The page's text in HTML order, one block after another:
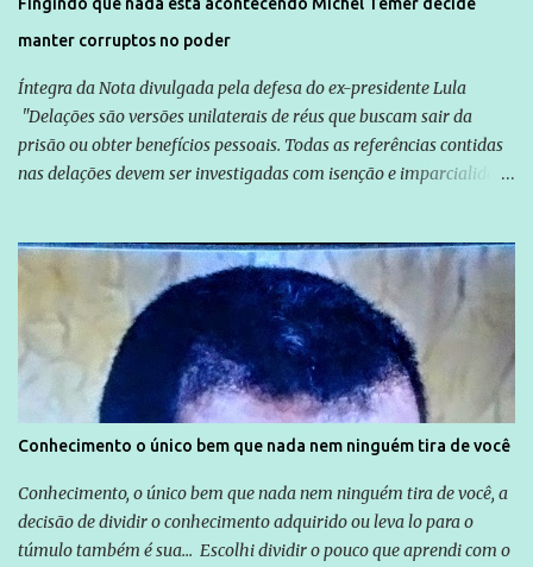
Fingindo que nada esta acontecendo Michel Temer decide
manter corruptos no poder
Íntegra da Nota divulgada pela defesa do ex-presidente Lula
"Delações são versões unilaterais de réus que buscam sair da
prisão ou obter benefícios pessoais. Todas as referências contidas
nas delações devem ser investigadas com isenção e imparcialidade
Globo manteve com o Grupo Odebrecht, citada na delação de
Emílio Odebrecht. Lula sempre atuou para promover o Brasil no
exterior, e não para promover determinadas empresas ou
empresários" Assina a nota o advogado Cristiano Zanin Martins
Conhecimento o único bem que nada nem ninguém tira de você
Conhecimento, o único bem que nada nem ninguém tira de você, a
decisão de dividir o conhecimento adquirido ou leva lo para o
túmulo também é sua... Escolhi dividir o pouco que aprendi com o